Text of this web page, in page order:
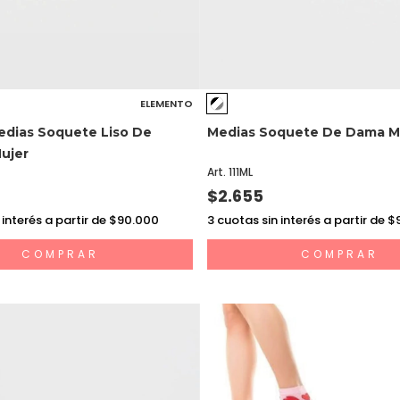
ELEMENTO
Soquete Liso De
a partir de $90.000
COMPRAR
Medias Soquete De Dama
Art. 111ML
$2.655
3 cuotas sin interés a partir de
COMPRAR